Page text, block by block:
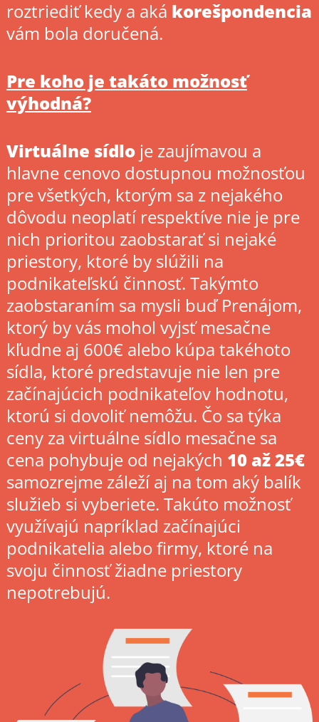
roztriediť kedy a aká korešpondencia
vám bola doručená.
Pre koho je takáto možnosť
výhodná?
Virtuálne sídloje zaujímavou a
hlavne cenovo dostupnou možnosťou
pre všetkých, ktorým sa z nejakého
dôvodu neoplatí respektíve nie je pre
nich prioritou zaobstarať si nejaké
priestory, ktoré by slúžili na
podnikateľskú činnosť. Takýmto
zaobstaraním sa mysli buď Prenájom,
ktorý by vás mohol vyjsť mesačne
kľudne aj 600€ alebo kúpa takéhoto
sídla, ktoré predstavuje nie len pre
začínajúcich podnikateľov hodnotu,
ktorú si dovoliť nemôžu. Čo sa týka
ceny za virtuálne sídlo mesačne sa
cena pohybuje od nejakých 10 až 25€
samozrejme záleží aj na tom aký balík
služieb si vyberiete. Takúto možnosť
využívajú napríklad začínajúci
podnikatelia alebo firmy, ktoré na
svoju činnosť žiadne priestory
nepotrebujú.